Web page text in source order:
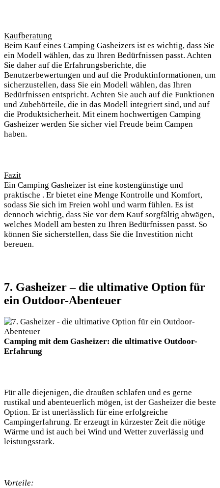
Kaufberatung
Beim Kauf eines Camping Gasheizers ist es wichtig, dass Sie
ein Modell wählen, das zu Ihren Bedürfnissen passt. Achten
Sie daher auf die Erfahrungsberichte, die
Benutzerbewertungen und auf die Produktinformationen, um
sicherzustellen, dass Sie ein Modell wählen, das Ihren
Bedürfnissen entspricht. Achten Sie auch auf die Funktionen
und Zubehörteile, die in das Modell integriert sind, und auf
die Produktsicherheit. Mit einem hochwertigen Camping
Gasheizer werden Sie sicher viel Freude beim Campen
haben.
Fazit
Ein Camping Gasheizer ist eine kostengünstige und
praktische . Er bietet eine Menge Kontrolle und Komfort,
sodass Sie sich im Freien wohl und warm fühlen. Es ist
dennoch wichtig, dass Sie vor dem Kauf sorgfältig abwägen,
welches Modell am besten zu Ihren Bedürfnissen passt. So
können Sie sicherstellen, dass Sie die Investition nicht
bereuen.
7. Gasheizer – die ultimative Option für
ein Outdoor-Abenteuer
Camping mit dem Gasheizer: die ultimative Outdoor-
Erfahrung
Für alle diejenigen, die draußen schlafen und es gerne
rustikal und abenteuerlich mögen, ist der Gasheizer die beste
Option. Er ist unerlässlich für eine erfolgreiche
Campingerfahrung. Er erzeugt in kürzester Zeit die nötige
Wärme und ist auch bei Wind und Wetter zuverlässig und
leistungsstark.
Vorteile: